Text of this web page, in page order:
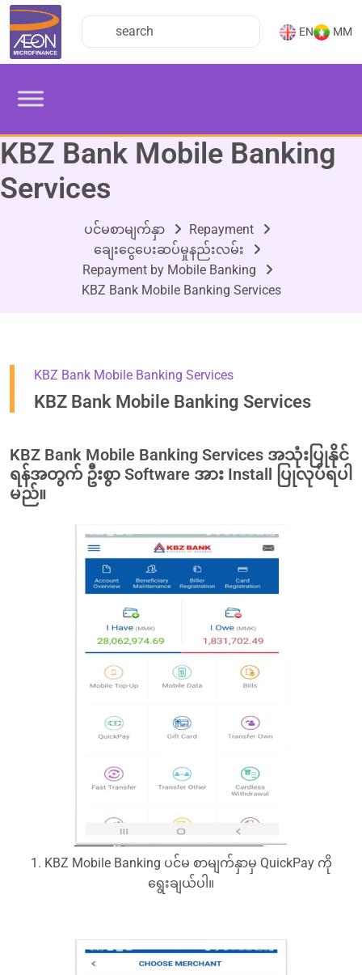
EN MM
KBZ Bank Mobile Banking
Services
ပင်မစာမျက်နှာ
Repayment
ချေးငွေပေးဆပ်မှုနည်းလမ်း
Repayment by Mobile Banking
KBZ Bank Mobile Banking Services
KBZ Bank Mobile Banking Services
KBZ Bank Mobile Banking Services
KBZ Bank Mobile Banking Services အသုံးပြုနိုင်
ရန်အတွက် ဦးစွာ Software အား Install ပြုလုပ်ရပါ
မည်။
1. KBZ Mobile Banking ပင်မ စာမျက်နှာမှ QuickPay ကို
ရွေးချယ်ပါ။